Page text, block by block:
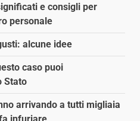
e consigli per
personale
alcune idee
caso puoi
Stato
arrivando a tutti migliaia